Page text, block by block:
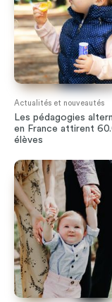
Actualités et nouveautés
Les pédagogies
en France attirent
élèves